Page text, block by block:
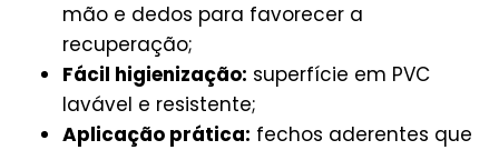
mão e dedos para favorecer a
recuperação;
Fácil higienização: superfície em PVC
lavável e resistente;
Aplicação prática: fechos aderentes que